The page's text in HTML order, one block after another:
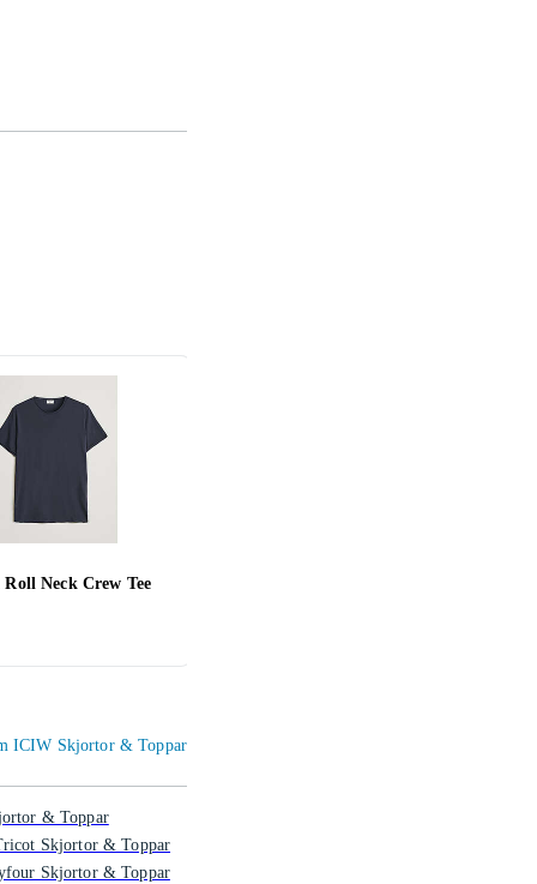
Neck Crew Tee
ICIW Skjortor & Toppar
& Toppar
Skjortor & Toppar
Skjortor & Toppar